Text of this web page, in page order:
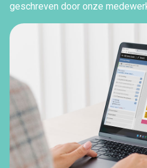
geschreven door onze